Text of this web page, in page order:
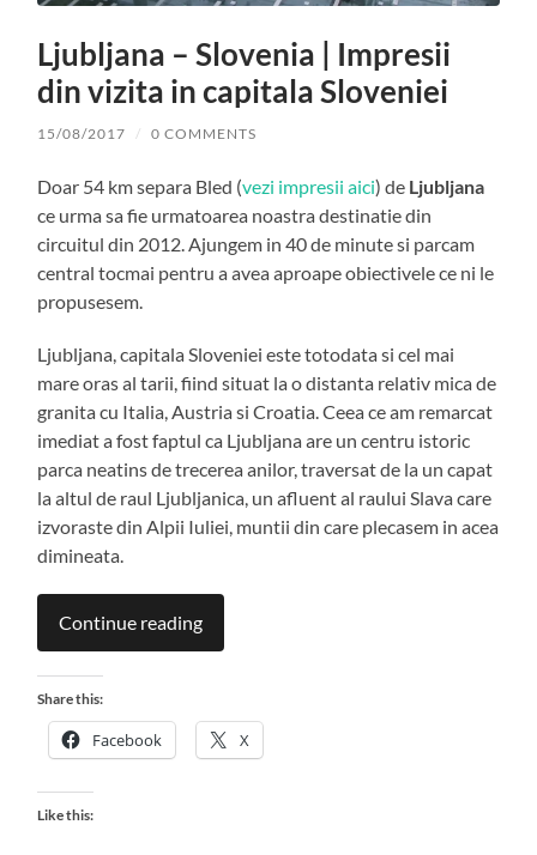
Ljubljana – Slovenia | Impresii
din vizita in capitala Sloveniei
15/08/2017 / 0 COMMENTS
Doar 54 km separa Bled (vezi impresii aici) de Ljubljana
ce urma sa fie urmatoarea noastra destinatie din
circuitul din 2012. Ajungem in 40 de minute si parcam
central tocmai pentru a avea aproape obiectivele ce ni le
propusesem.
Ljubljana, capitala Sloveniei este totodata si cel mai
mare oras al tarii, fiind situat la o distanta relativ mica de
granita cu Italia, Austria si Croatia. Ceea ce am remarcat
imediat a fost faptul ca Ljubljana are un centru istoric
parca neatins de trecerea anilor, traversat de la un capat
la altul de raul Ljubljanica, un afluent al raului Slava care
izvoraste din Alpii Iuliei, muntii din care plecasem in acea
dimineata.
Continue reading
Share this:
Facebook X
Like this: